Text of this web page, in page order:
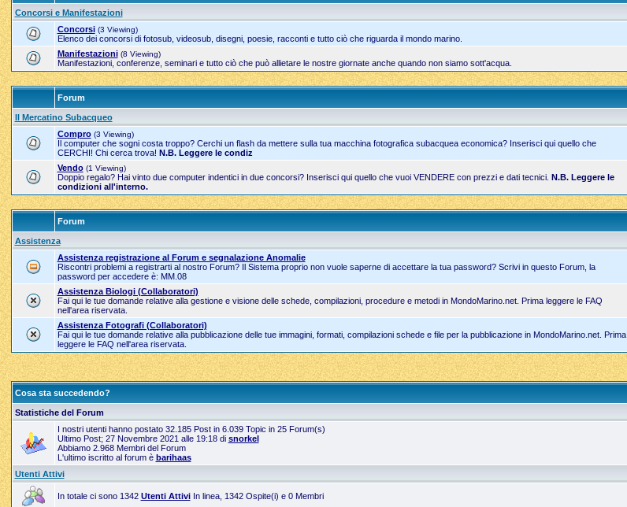
Concorsi e Manifestazioni
Concorsi (3 Viewing)
Elenco dei concorsi di fotosub, videosub, disegni, poesie, racconti e tutto ciò che riguarda il mondo marino.
Manifestazioni (8 Viewing)
Manifestazioni, conferenze, seminari e tutto ciò che può allietare le nostre giornate anche quando non siamo sott'acqua.
Forum
Il Mercatino Subacqueo
Compro (3 Viewing)
Il computer che sogni costa troppo? Cerchi un flash da mettere sulla tua macchina fotografica subacquea economica? Inserisci qui quello che
CERCHI! Chi cerca trova! N.B. Leggere le condiz
Vendo (1 Viewing)
Doppio regalo? Hai vinto due computer indentici in due concorsi? Inserisci qui quello che vuoi VENDERE con prezzi e dati tecnici. N.B. Leggere le
condizioni all'interno.
Forum
Assistenza
Assistenza registrazione al Forum e segnalazione Anomalie
Riscontri problemi a registrarti al nostro Forum? Il Sistema proprio non vuole saperne di accettare la tua password? Scrivi in questo Forum, la
password per accedere è: MM.08
Assistenza Biologi (Collaboratori)
Fai qui le tue domande relative alla gestione e visione delle schede, compilazioni, procedure e metodi in MondoMarino.net. Prima leggere le FAQ
nell'area riservata.
Assistenza Fotografi (Collaboratori)
Fai qui le tue domande relative alla pubblicazione delle tue immagini, formati, compilazioni schede e file per la pubblicazione in MondoMarino.net. Prima
leggere le FAQ nell'area riservata.
Cosa sta succedendo?
Statistiche del Forum
I nostri utenti hanno postato 32.185 Post in 6.039 Topic in 25 Forum(s)
Ultimo Post; 27 Novembre 2021 alle 19:18 di snorkel
Abbiamo 2.968 Membri del Forum
L'ultimo iscritto al forum è barihaas
Utenti Attivi
In totale ci sono 1342 Utenti AttiviIn linea, 1342 Ospite(i) e 0 Membri